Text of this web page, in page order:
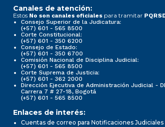
Canales de atención:
Estos No son canales oficiales para tramitar
Consejo Superior de la Judicatura:
(+57) 601 - 565 8500
Corte Constitucional:
(+57) 601 - 350 6200
Consejo de Estado:
(+57) 601 - 350 6700
Comisión Nacional de Disciplina Judicial:
(+57) 601 - 565 8500
Corte Suprema de Justicia:
(+57) 601 - 362 2000
Dirección Ejecutiva de Administración Judicial -
Carrera 7 # 27-18, Bogotá
(+57) 601 - 565 8500
Enlaces de interés:
Cuentas de correo para Notificaciones Judiciales